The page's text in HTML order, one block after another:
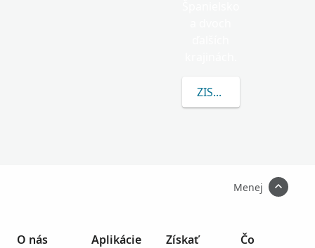
ZISTITE VIAC O
Menej
O nás
Aplikácie
Získať
Čo